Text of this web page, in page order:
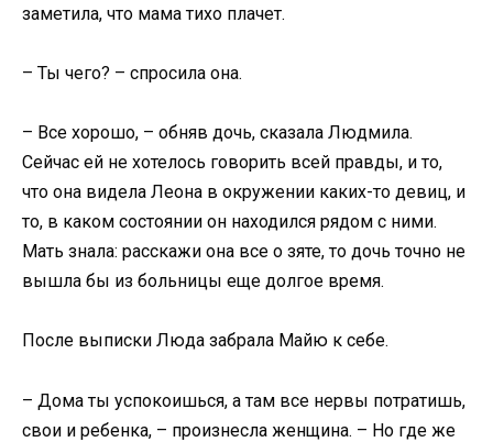
заметила, что мама тихо плачет.
– Ты чего? – спросила она.
– Все хорошо, – обняв дочь, сказала Людмила.
Сейчас ей не хотелось говорить всей правды, и то,
что она видела Леона в окружении каких-то девиц, и
то, в каком состоянии он находился рядом с ними.
Мать знала: расскажи она все о зяте, то дочь точно не
вышла бы из больницы еще долгое время.
После выписки Люда забрала Майю к себе.
– Дома ты успокоишься, а там все нервы потратишь,
свои и ребенка, – произнесла женщина. – Но где же